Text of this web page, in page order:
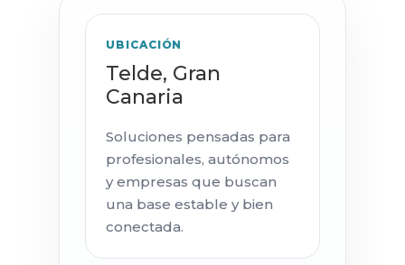
UBICACIÓN
Telde, Gran
Canaria
Soluciones pensadas para
profesionales, autónomos
y empresas que buscan
una base estable y bien
conectada.